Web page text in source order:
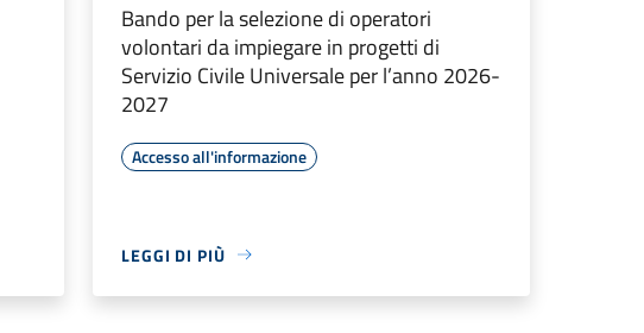
Bando per la selezione di operatori
volontari da impiegare in progetti di
Servizio Civile Universale per l’anno 2026-
2027
Accesso all'informazione
LEGGI DI PIÙ